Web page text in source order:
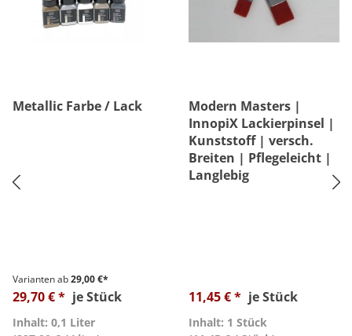
Metallic Farbe / Lack
Varianten ab29,00 €*
29,70 € * je Stück
Inhalt: 0,1 Liter
Modern Masters |
InnopiX Lackierpinsel |
Kunststoff | versch.
Breiten | Pflegeleicht |
Langlebig
11,45 € * je Stück
Inhalt: 1 Stück